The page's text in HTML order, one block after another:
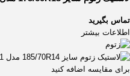
تماس بگیرید
اطلاعات بیشتر
برای مقایسه اضافه کنید